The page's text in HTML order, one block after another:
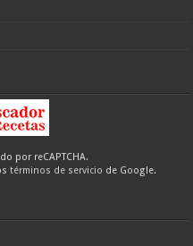
por reCAPTCHA.
términos de servicio de Google.